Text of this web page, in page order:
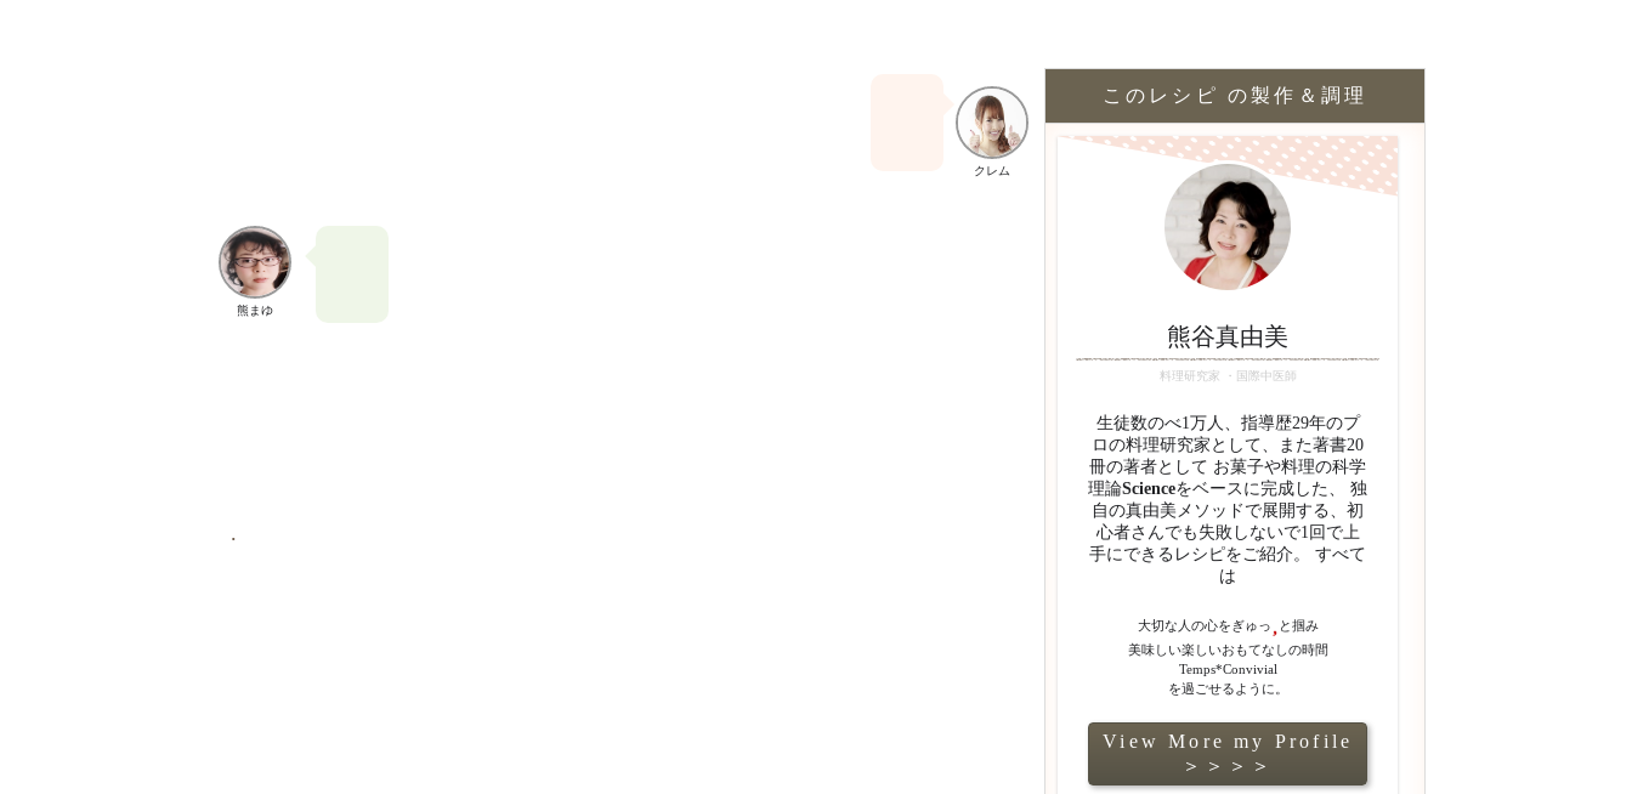
このレシピ の製作＆調理
熊谷真由美
料理研究家 ・国際中医師
生徒数のべ1万人、指導歴29年のプ
ロの料理研究家として、また著書20
冊の著者として お菓子や料理の科学
理論Scienceをベースに完成した、 独
自の真由美メソッドで展開する、初
心者さんでも失敗しないで1回で上
手にできるレシピをご紹介。 すべて
は
大切な人の心をぎゅっ
と掴み
美味しい楽しいおもてなしの時間
Temps*Convivial
を過ごせるように。
View More my Profile
＞＞＞＞
クレム
熊まゆ
.